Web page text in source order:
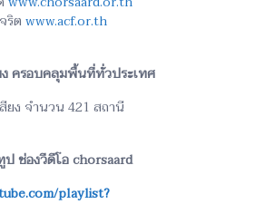
ริต www.acf.or.th
ง ครอบคลุมพื้นที่ทั่วประเทศ
ยง จำนวน 421 สถานี
ช่องวีดีโอ chorsaard
playlist?